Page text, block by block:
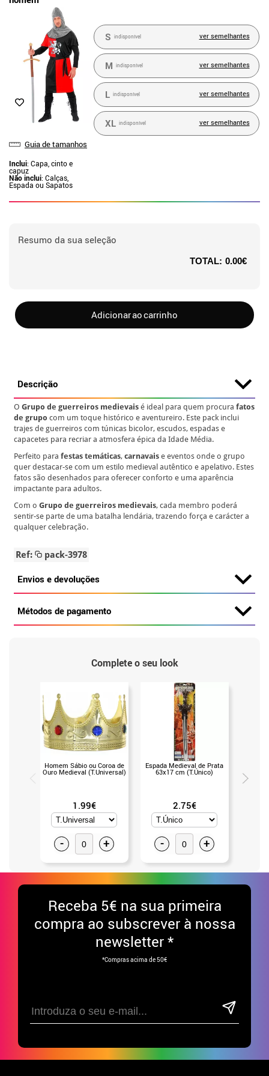
Guia de tamanhos
Inclui: Capa, cinto e
capuz
Não inclui: Calças,
Espada ou Sapatos
S indisponível ver semelhantes
M indisponível ver semelhantes
L indisponível ver semelhantes
XL indisponível ver semelhantes
Resumo da sua seleção
TOTAL: 0.00€
Adicionar ao carrinho
Descrição
OGrupo de guerreiros medievais é ideal para quem procurafatos
de grupo com um toque histórico e aventureiro. Este pack inclui
trajes de guerreiros com túnicas bicolor, escudos, espadas e
capacetes para recriar a atmosfera épica da Idade Média.
Perfeito parafestas temáticas,carnavais e eventos onde o grupo
quer destacar-se com um estilo medieval autêntico e apelativo. Estes
fatos são desenhados para oferecer conforto e uma aparência
impactante para adultos.
Com oGrupo de guerreiros medievais, cada membro poderá
sentir-se parte de uma batalha lendária, trazendo força e carácter a
qualquer celebração.
Ref: pack-3978
Envios e devoluções
Métodos de pagamento
Complete o seu look
Homem Sábio ou Coroa de
Ouro Medieval (T.Universal)
1.99€
- +
Espada Medieval de Prata
63x17 cm (T.Único)
2.75€
- +
Receba 5€ na sua primeira
compra ao subscrever à nossa
newsletter *
*Compras acima de 50€